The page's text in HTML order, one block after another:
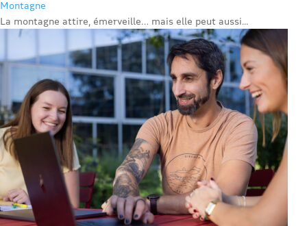
Montagne
La montagne attire, émerveille… mais elle peut aussi...